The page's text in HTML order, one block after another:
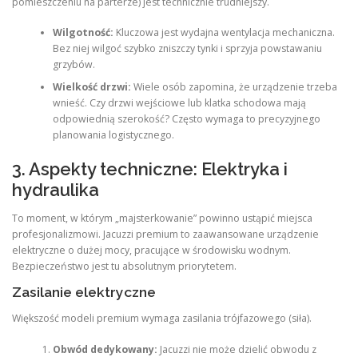
Wilgotność: Kluczowa jest wydajna wentylacja mechaniczna.
Bez niej wilgoć szybko zniszczy tynki i sprzyja powstawaniu
grzybów.
Wielkość drzwi: Wiele osób zapomina, że urządzenie trzeba
wnieść. Czy drzwi wejściowe lub klatka schodowa mają
odpowiednią szerokość? Często wymaga to precyzyjnego
planowania logistycznego.
3. Aspekty techniczne: Elektryka i
hydraulika
To moment, w którym „majsterkowanie” powinno ustąpić miejsca
profesjonalizmowi. Jacuzzi premium to zaawansowane urządzenie
elektryczne o dużej mocy, pracujące w środowisku wodnym.
Bezpieczeństwo jest tu absolutnym priorytetem.
Zasilanie elektryczne
Większość modeli premium wymaga zasilania trójfazowego (siła).
Obwód dedykowany: Jacuzzi nie może dzielić obwodu z